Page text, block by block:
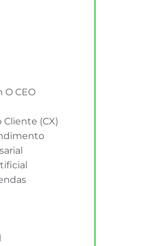
O CEO
(CX)